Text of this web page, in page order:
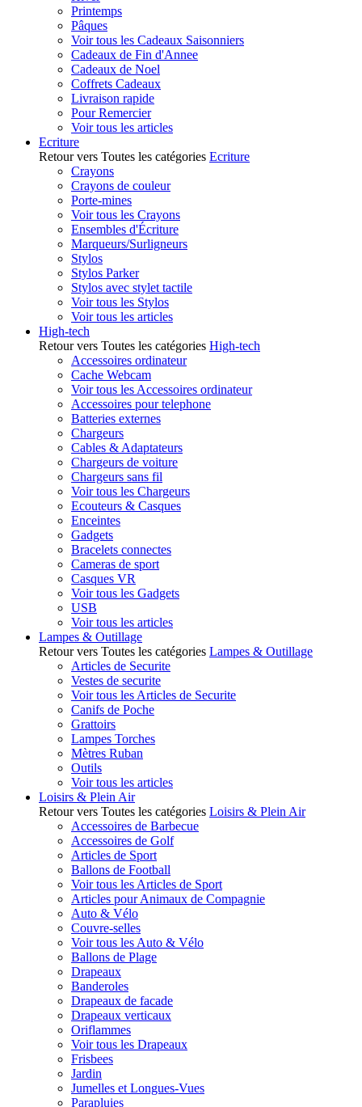
Printemps
Pâques
Voir tous les Cadeaux Saisonniers
Cadeaux de Fin d'Annee
Cadeaux de Noel
Coffrets Cadeaux
Livraison rapide
Pour Remercier
Voir tous les articles
Ecriture
Retour vers Toutes les catégories Ecriture
Crayons
Crayons de couleur
Porte-mines
Voir tous les Crayons
Ensembles d'Écriture
Marqueurs/Surligneurs
Stylos
Stylos Parker
Stylos avec stylet tactile
Voir tous les Stylos
Voir tous les articles
High-tech
Retour vers Toutes les catégories High-tech
Accessoires ordinateur
Cache Webcam
Voir tous les Accessoires ordinateur
Accessoires pour telephone
Batteries externes
Chargeurs
Cables & Adaptateurs
Chargeurs de voiture
Chargeurs sans fil
Voir tous les Chargeurs
Ecouteurs & Casques
Enceintes
Gadgets
Bracelets connectes
Cameras de sport
Casques VR
Voir tous les Gadgets
USB
Voir tous les articles
Lampes & Outillage
Retour vers Toutes les catégories Lampes & Outillage
Articles de Securite
Vestes de securite
Voir tous les Articles de Securite
Canifs de Poche
Grattoirs
Lampes Torches
Mètres Ruban
Outils
Voir tous les articles
Loisirs & Plein Air
Retour vers Toutes les catégories Loisirs & Plein Air
Accessoires de Barbecue
Accessoires de Golf
Articles de Sport
Ballons de Football
Voir tous les Articles de Sport
Articles pour Animaux de Compagnie
Auto & Vélo
Couvre-selles
Voir tous les Auto & Vélo
Ballons de Plage
Drapeaux
Banderoles
Drapeaux de facade
Drapeaux verticaux
Oriflammes
Voir tous les Drapeaux
Frisbees
Jardin
Jumelles et Longues-Vues
Parapluies